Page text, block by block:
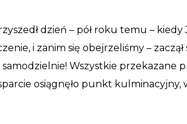
dzień – pół roku temu – kiedy
i zanim się obejrzeliśmy – zaczął
Wszystkie przekazane
osiągnęło punkt kulminacyjny,